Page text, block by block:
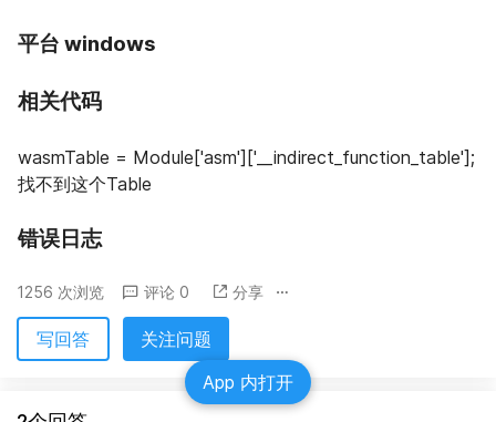
平台 windows
相关代码
wasmTable = Module['asm']['__indirect_function_table'];
找不到这个Table
错误日志
1256 次浏览 评论 0 分享
写回答 关注问题
App 内打开